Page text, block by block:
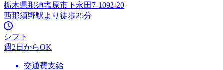
栃木県那須塩原市下永田7-1092-20
西那須野駅より徒歩25分
シフト
週2日からOK
交通費支給